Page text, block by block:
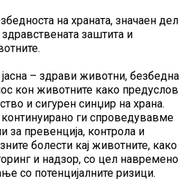
на храната, значаен дел
заштита и
– здрави животни, безбедна
кон животните како предуслов
и сигурен синџир на храна.
ги спроведувавме
за превенција, контрола и
болести кај животните, како
и надзор, со цел навремено
со потенцијалните ризици.